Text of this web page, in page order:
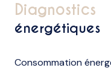
diagnostics
énergétiques
Consommation